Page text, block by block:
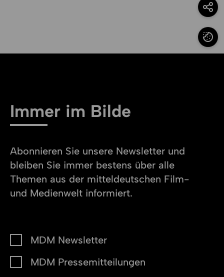
Immer im Bilde
Abonnieren Sie unsere Newsletter und
bleiben Sie immer bestens über alle
Themen aus der mitteldeutschen Film-
und Medienwelt informiert.
MDM Newsletter
MDM Pressemitteilungen